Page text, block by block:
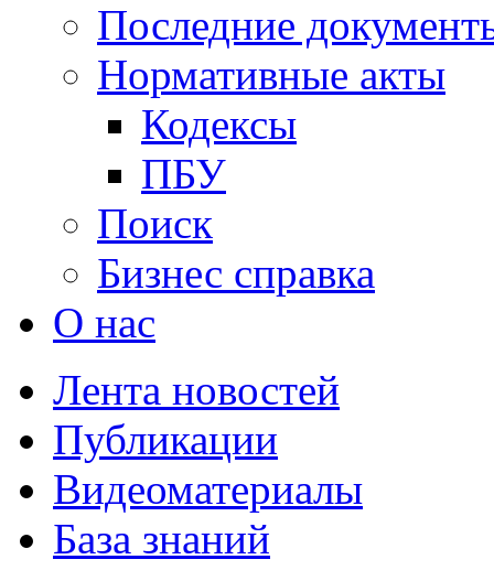
Последние
Нормативные акты
Кодексы
ПБУ
Поиск
Бизнес справка
О нас
Лента новостей
Публикации
Видеоматериалы
База знаний